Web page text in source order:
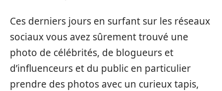
Ces derniers jours en surfant sur les réseaux
sociaux vous avez sûrement trouvé une
photo de célébrités, de blogueurs et
d’influenceurs et du public en particulier
prendre des photos avec un curieux tapis,